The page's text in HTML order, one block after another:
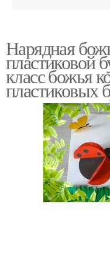
Коровка из бумаги
Коровка из
Поделки из
пластиковых
Нарядная
пластиковой
класс божья
пластиковых